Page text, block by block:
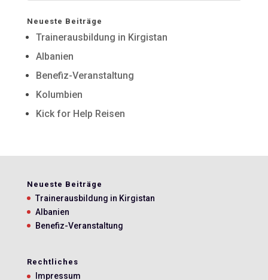
Neueste Beiträge
Trainerausbildung in Kirgistan
Albanien
Benefiz-Veranstaltung
Kolumbien
Kick for Help Reisen
Neueste Beiträge
Trainerausbildung in Kirgistan
Albanien
Benefiz-Veranstaltung
Rechtliches
Impressum